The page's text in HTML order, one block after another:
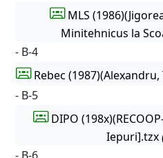
MLS
Minitehnicus la
- B-4
Rebec
- B-5
DIPO
Iepuri].tzx
- B-6